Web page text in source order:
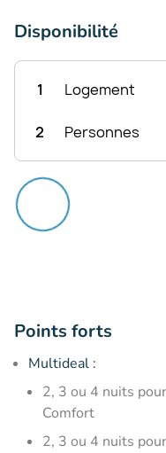
Disponibilité
1 Logement
2 Personnes
Points forts
Multideal :
2, 3 ou 4 nuits
Comfort
2, 3 ou 4 nuits